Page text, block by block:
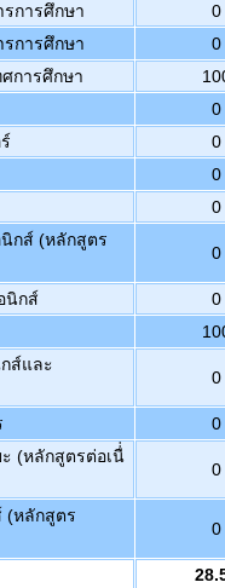
การศึกษา
0
การศึกษา
0
การศึกษา
0
0
0
0
กส์ (หลักสูตร
0
นิกส์
0
ส์และ
0
0
(หลักสูตรต่อเนื่่
0
(หลักสูตร
0